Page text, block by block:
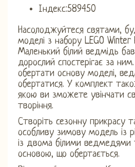
Індекс:589450
Насолоджуйтеся святами,
моделі з набору LEGO Winter
Маленький білий ведмідь
дорослий спостерігає за
обертати основу моделі,
обертатися. У комплект
якою ви зможете увінчати
творіння.
Створіть сезонну прикрасу
особливу зимову модель із
із двома білими ведмедями
основою, що обертається.